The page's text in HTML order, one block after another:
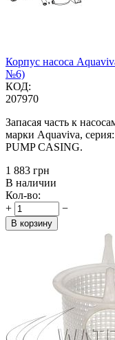
Корпус насоса
№6)
КОД:
207970
Запасая часть к
марки Aquaviva,
PUMP CASING.
‍1 883‍ грн
В наличии
Кол-во:
+
−
В корзину